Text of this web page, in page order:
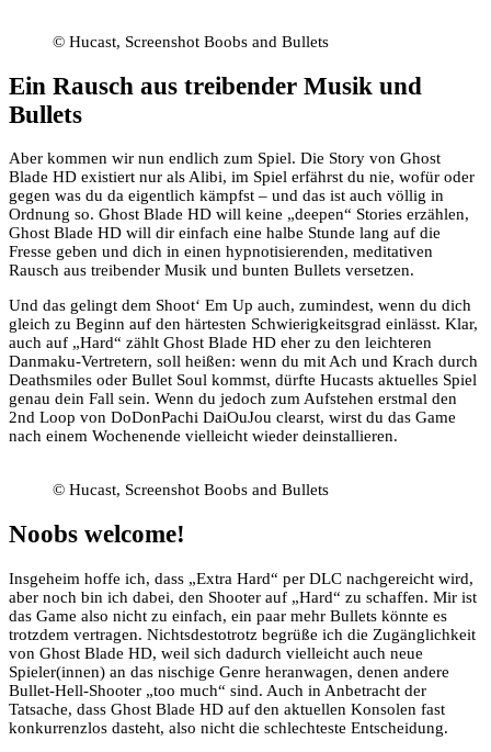
© Hucast, Screenshot Boobs and Bullets
Ein Rausch aus treibender Musik und
Bullets
Aber kommen wir nun endlich zum Spiel. Die Story von Ghost
Blade HD existiert nur als Alibi, im Spiel erfährst du nie, wofür oder
gegen was du da eigentlich kämpfst – und das ist auch völlig in
Ordnung so. Ghost Blade HD will keine „deepen“ Stories erzählen,
Ghost Blade HD will dir einfach eine halbe Stunde lang auf die
Fresse geben und dich in einen hypnotisierenden, meditativen
Rausch aus treibender Musik und bunten Bullets versetzen.
Und das gelingt dem Shoot‘ Em Up auch, zumindest, wenn du dich
gleich zu Beginn auf den härtesten Schwierigkeitsgrad einlässt. Klar,
auch auf „Hard“ zählt Ghost Blade HD eher zu den leichteren
Danmaku-Vertretern, soll heißen: wenn du mit Ach und Krach durch
Deathsmiles oder Bullet Soul kommst, dürfte Hucasts aktuelles Spiel
genau dein Fall sein. Wenn du jedoch zum Aufstehen erstmal den
2nd Loop von DoDonPachi DaiOuJou clearst, wirst du das Game
nach einem Wochenende vielleicht wieder deinstallieren.
© Hucast, Screenshot Boobs and Bullets
Noobs welcome!
Insgeheim hoffe ich, dass „Extra Hard“ per DLC nachgereicht wird,
aber noch bin ich dabei, den Shooter auf „Hard“ zu schaffen. Mir ist
das Game also nicht zu einfach, ein paar mehr Bullets könnte es
trotzdem vertragen. Nichtsdestotrotz begrüße ich die Zugänglichkeit
von Ghost Blade HD, weil sich dadurch vielleicht auch neue
Spieler(innen) an das nischige Genre heranwagen, denen andere
Bullet-Hell-Shooter „too much“ sind. Auch in Anbetracht der
Tatsache, dass Ghost Blade HD auf den aktuellen Konsolen fast
konkurrenzlos dasteht, also nicht die schlechteste Entscheidung.